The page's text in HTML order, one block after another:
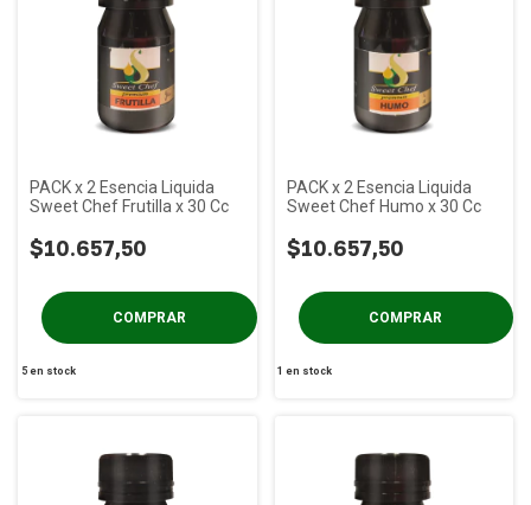
PACK x 2 Esencia Liquida
Sweet Chef Frutilla x 30 Cc
$10.657,50
5en stock
PACK x 2 Esencia Liquida
Sweet Chef Humo x 30 Cc
$10.657,50
1 en stock